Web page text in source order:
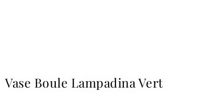
Vase Boule Lampadina Vert